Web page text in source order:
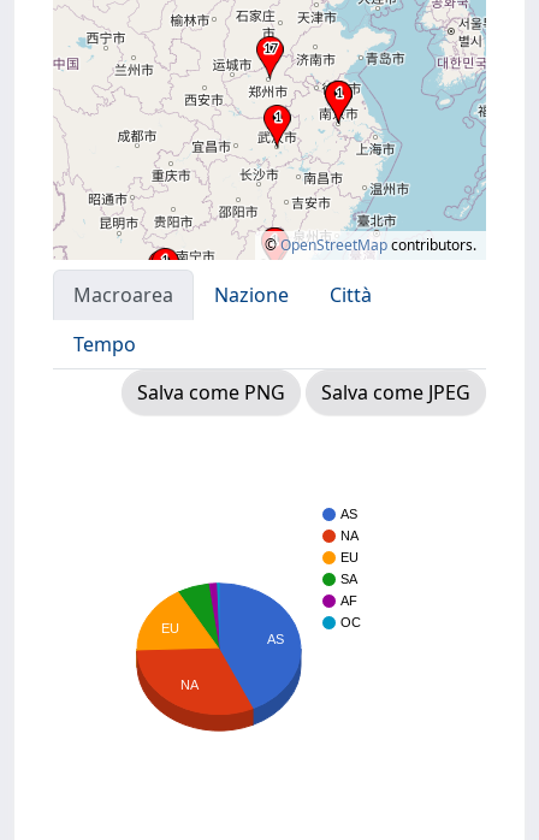
©OpenStreetMapcontributors.
Macroarea Nazione
Città
Tempo
Salva come PNG
Salva come JPEG
AS
NA
EU
SA
AF
OC
AS
EU
NA